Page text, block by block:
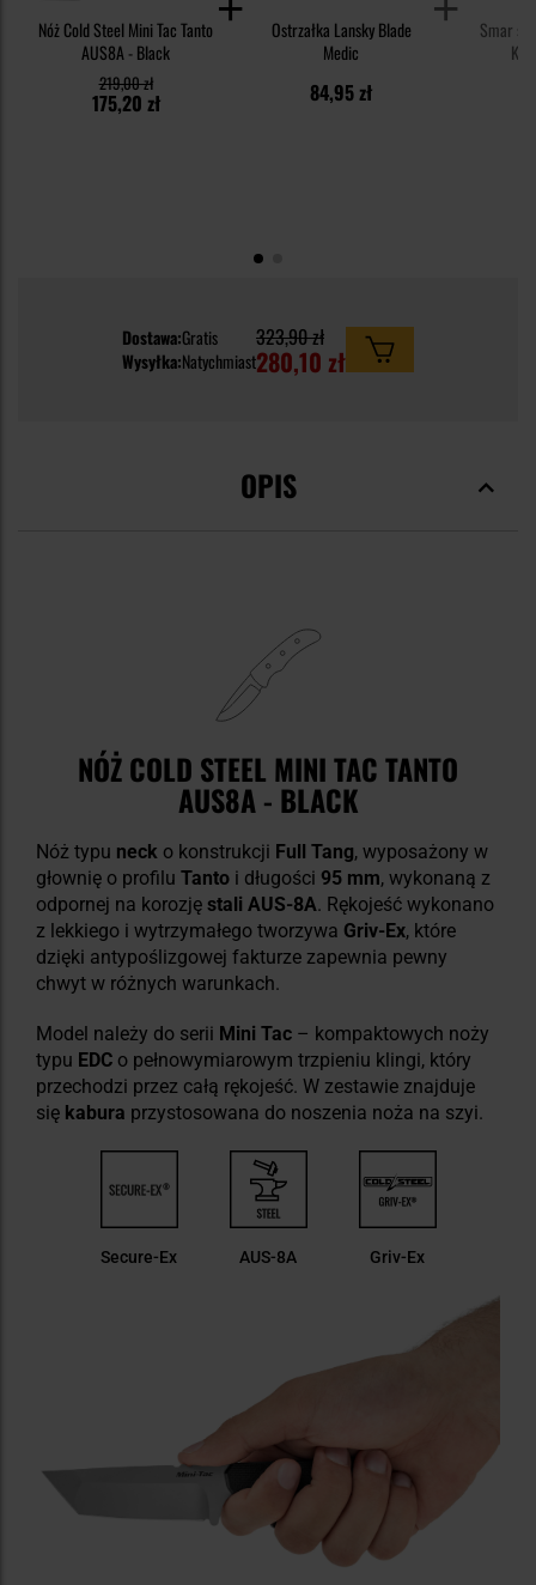
Nóż Cold Steel Mini Tac Tanto
AUS8A - Black
175,20 zł
219,00 zł
Ostrzałka Lansky Blade
Medic
84,95 zł
Smar
Dostawa:Gratis
Wysyłka:Natychmiast
323,90 zł
280,10 zł
OPIS
NÓŻ COLD STEEL MINI TAC TANTO
AUS8A - BLACK
Nóż typu neck o konstrukcji Full Tang, wyposażony w
głownię o profilu Tanto i długości 95 mm, wykonaną z
odpornej na korozję stali AUS-8A. Rękojeść wykonano
z lekkiego i wytrzymałego tworzywa Griv-Ex, które
dzięki antypoślizgowej fakturze zapewnia pewny
chwyt w różnych warunkach.
Model należy do serii Mini Tac – kompaktowych noży
typu EDC o pełnowymiarowym trzpieniu klingi, który
przechodzi przez całą rękojeść. W zestawie znajduje
się kabura przystosowana do noszenia noża na szyi.
Secure-Ex AUS-8A Griv-Ex